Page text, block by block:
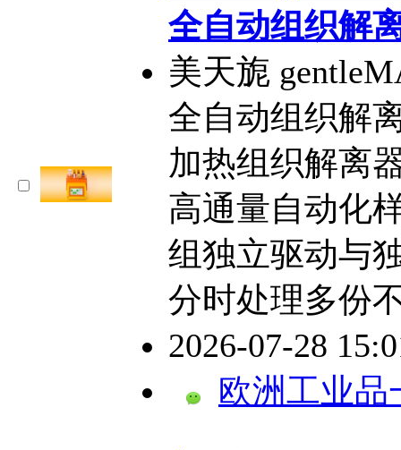
全自动组织解
美天旎
全自动组织解
加热组织解离
高通量自动化
组独立驱动与
分时处理多份
2026-07-28
欧洲工业品